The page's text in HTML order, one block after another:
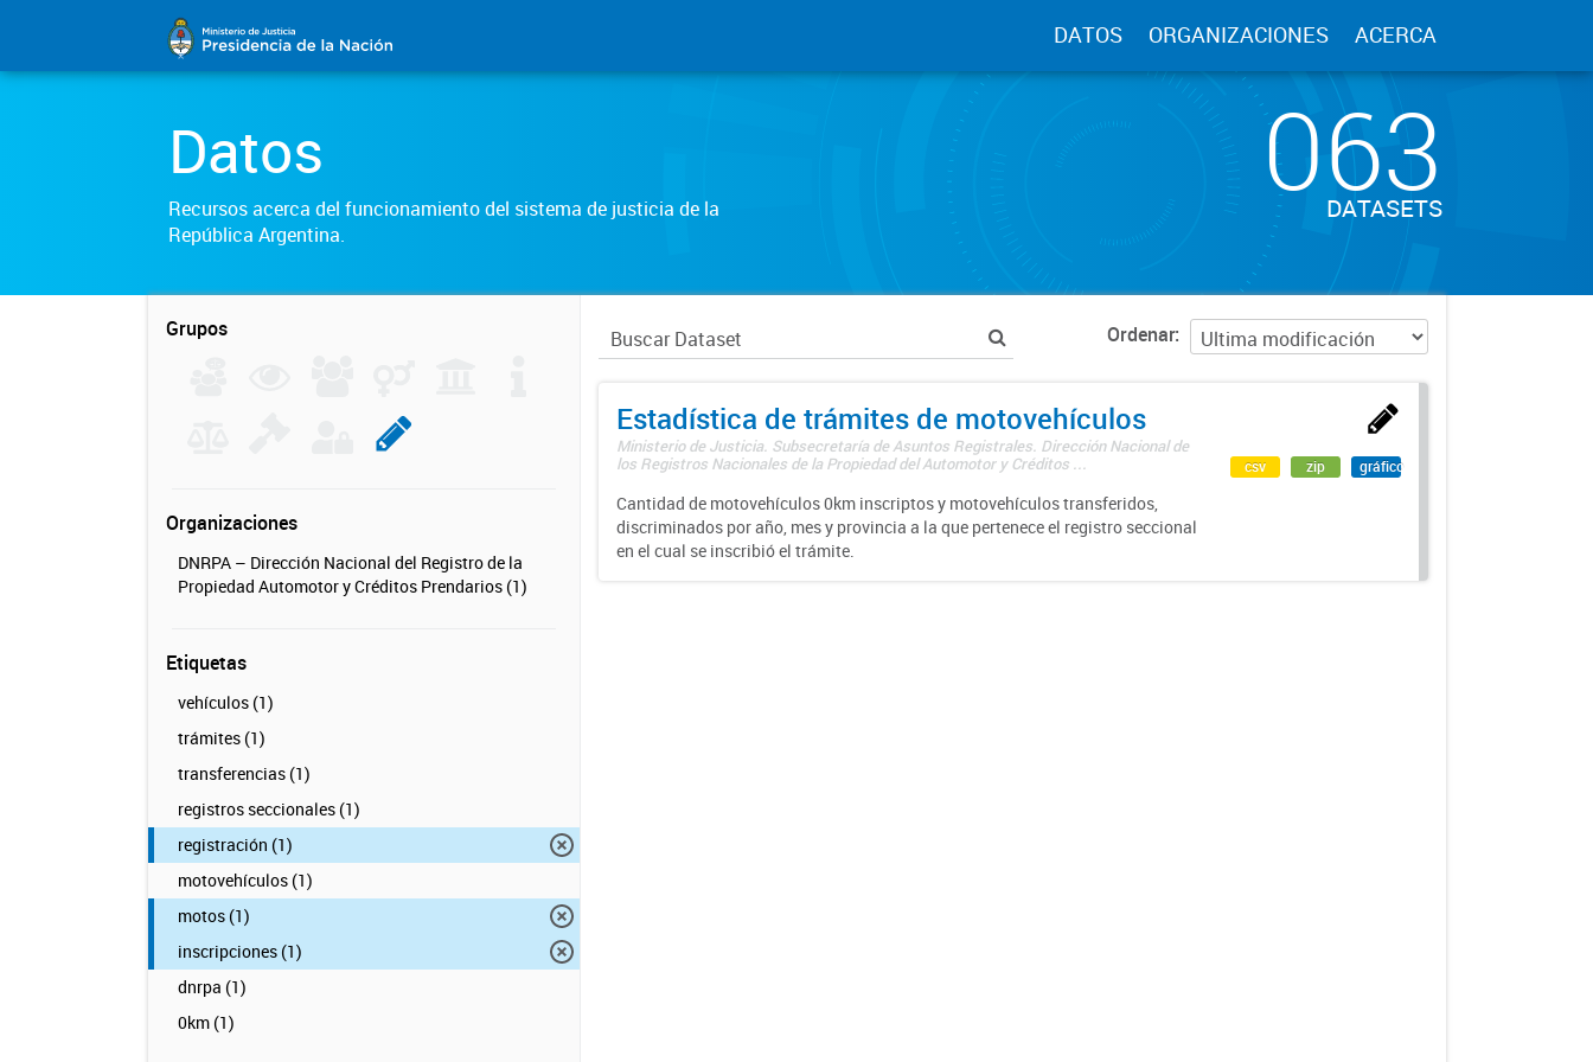
DATOS ORGANIZACIONES ACERCA
Datos
Recursos acerca del funcionamiento del sistema de justicia de la
República Argentina.
063
DATASETS
Grupos
Organizaciones
DNRPA – Dirección Nacional del Registro de la
Propiedad Automotor y Créditos Prendarios (1)
Etiquetas
vehículos (1)
trámites (1)
transferencias (1)
registros seccionales (1)
registración (1)
motovehículos (1)
motos (1)
inscripciones (1)
dnrpa (1)
0km (1)
Ordenar
Estadística de trámites de motovehículos
Ministerio de Justicia. Subsecretaría de Asuntos Registrales. Dirección Nacional de
los Registros Nacionales de la Propiedad del Automotor y Créditos ...
Cantidad de motovehículos 0km inscriptos y motovehículos transferidos,
discriminados por año, mes y provincia a la que pertenece el registro seccional
en el cual se inscribió el trámite.
csv zip gráfico